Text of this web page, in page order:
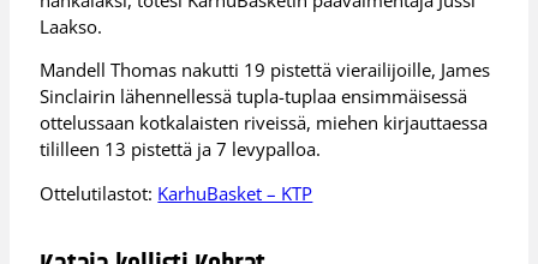
Laakso.
Mandell Thomas nakutti 19 pistettä vierailijoille, James
Sinclairin lähennellessä tupla-tuplaa ensimmäisessä
ottelussaan kotkalaisten riveissä, miehen kirjauttaessa
tililleen 13 pistettä ja 7 levypalloa.
Ottelutilastot: KarhuBasket – KTP